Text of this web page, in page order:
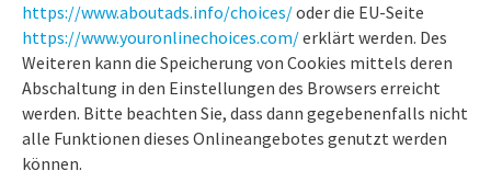
https://www.aboutads.info/choices/oder die EU-Seite
https://www.youronlinechoices.com/erklärt werden. Des
Weiteren kann die Speicherung von Cookies mittels deren
Abschaltung in den Einstellungen des Browsers erreicht
werden. Bitte beachten Sie, dass dann gegebenenfalls nicht
alle Funktionen dieses Onlineangebotes genutzt werden
können.